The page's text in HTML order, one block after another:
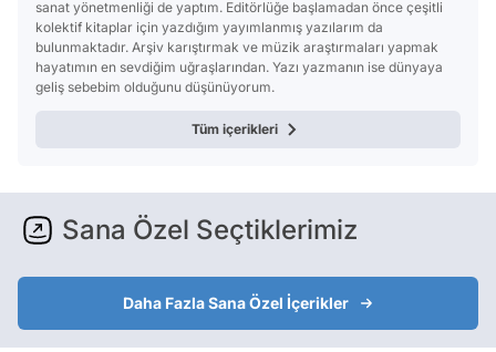
sanat yönetmenliği de yaptım. Editörlüğe başlamadan önce çeşitli
kolektif kitaplar için yazdığım yayımlanmış yazılarım da
bulunmaktadır. Arşiv karıştırmak ve müzik araştırmaları yapmak
hayatımın en sevdiğim uğraşlarından. Yazı yazmanın ise dünyaya
geliş sebebim olduğunu düşünüyorum.
Tüm içerikleri
Sana Özel Seçtiklerimiz
Daha Fazla Sana Özel İçerikler